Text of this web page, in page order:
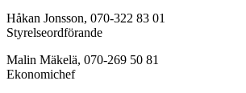
Håkan Jonsson, 070-322 83 01
Styrelseordförande
Malin Mäkelä, 070-269 50 81
Ekonomichef